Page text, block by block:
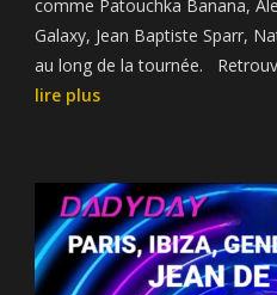
comme Patouchka Banana,
Galaxy, Jean Baptiste Sparr,
au long de la tournée.
lire plus